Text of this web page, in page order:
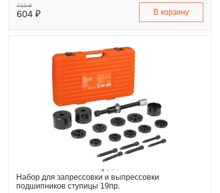
715 ₽
604 ₽ В корзину
Набор для запрессовки и выпрессовки
подшипников ступицы 19пр.